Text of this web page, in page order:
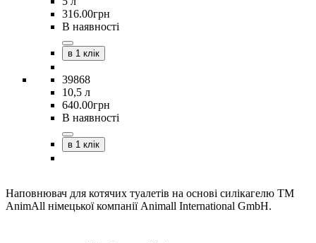
316.00грн
В наявності
в 1 клік
39868
10,5 л
640.00грн
В наявності
в 1 клік
Наповнювач для котячих туалетів на основі силікагелю TM
AnimAll німецької компанії Animall International GmbH.